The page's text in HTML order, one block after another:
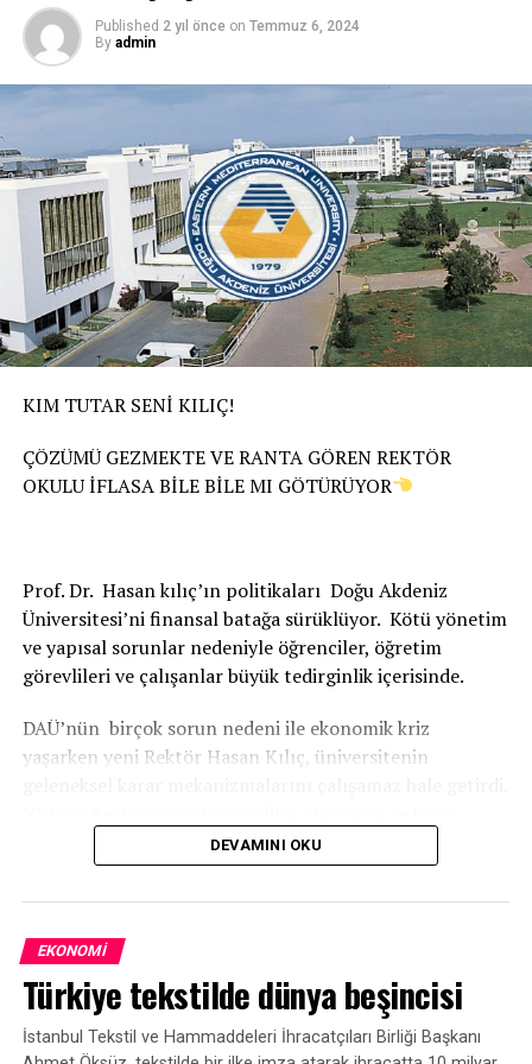
Published 2 yıl önce on Temmuz 6, 2024
By admin
KIM TUTAR SENİ KILIÇ!
ÇÖZÜMÜ GEZMEKTE VE RANTA GÖREN REKTÖR
OKULU İFLASA BİLE BİLE MI GÖTÜRÜYOR
Prof. Dr. Hasan kılıç’ın politikaları Doğu Akdeniz
Üniversitesi’ni finansal batağa sürüklüyor. Kötü yönetim
ve yapısal sorunlar nedeniyle öğrenciler, öğretim
görevlileri ve çalışanlar büyük tedirginlik içerisinde.
DAÜ’nün birçok sorun nedeni ile ekonomik kriz
yaşarken yeni Rektör Hasan Kılıç, üniversitenin
almada Rektör Hasan Kılıç’ın keyfi davranışları öğretim
üyeleri arasında tartışmalara sebep olduğu iddia ediliyor.
KAÇMIYOR
Rektör Prof.dr. Hasan Kılıç, üniversitenin mevcut
sıkıntılarını bildiği halde gezilerdeki kişisel
DEVAMINI OKU
EKONOMI
Türkiye tekstilde dünya beşincisi
İstanbul Tekstil ve Hammaddeleri İhracatçıları Birliği Başkanı